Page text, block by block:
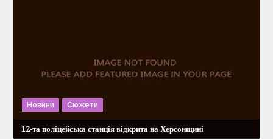
а
п
Новини Сюжети
12-та поліцейська станція відкрита на Херсонщині